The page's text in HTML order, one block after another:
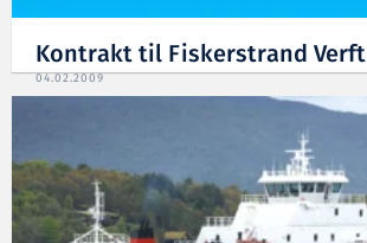
Kontrakt til Fiskerstrand Verft
04.02.2009